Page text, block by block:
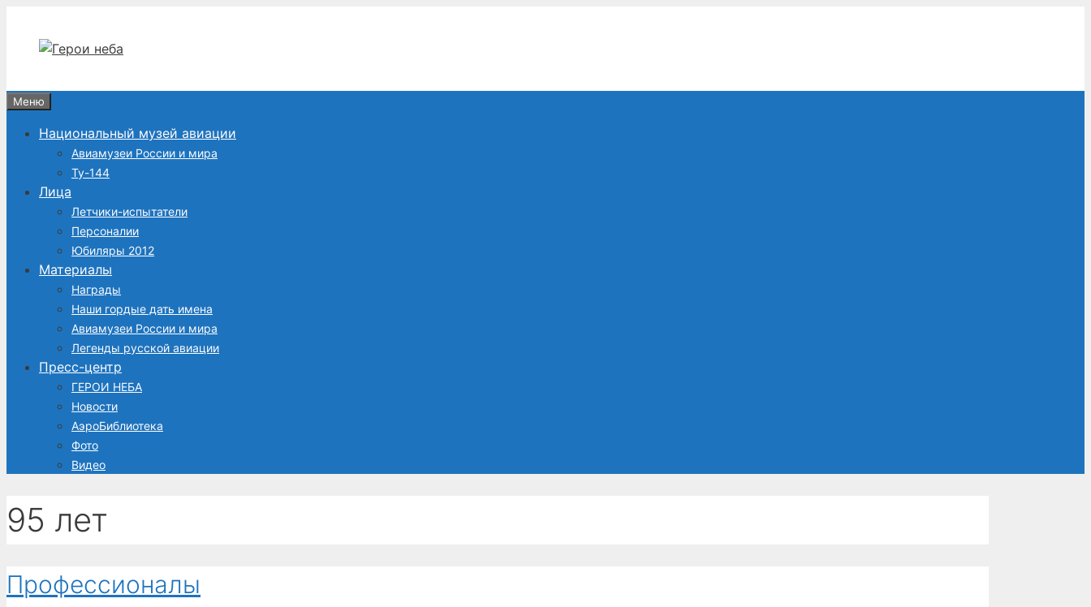
содержимому
Меню
Национальный музей авиации
Авиамузеи России и мира
Ту-144
Лица
Летчики-испытатели
Персоналии
Юбиляры 2012
Материалы
Награды
Наши гордые дать имена
Авиамузеи России и мира
Легенды русской авиации
Пресс-центр
ГЕРОИ НЕБА
Новости
АэроБиблиотека
Фото
Видео
95 лет
Профессионалы